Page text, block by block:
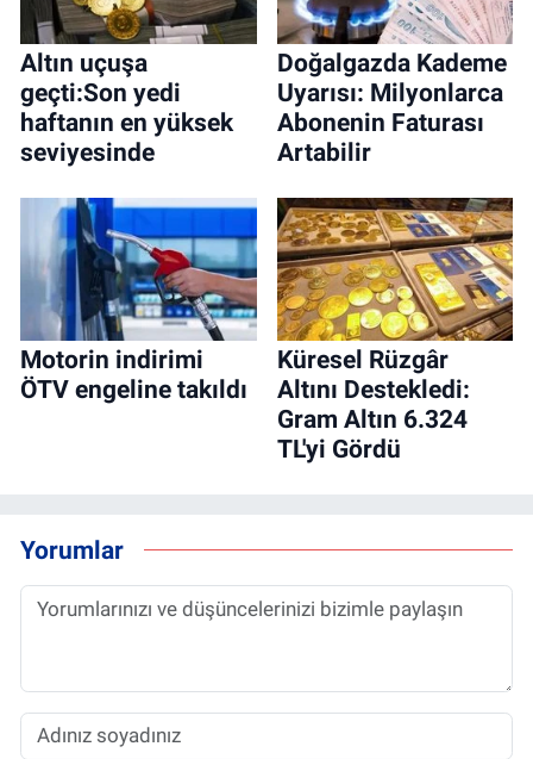
Altın uçuşa
geçti:Son yedi
haftanın en yüksek
seviyesinde
Doğalgazda Kademe
Uyarısı: Milyonlarca
Abonenin Faturası
Artabilir
Motorin indirimi
ÖTV engeline takıldı
Küresel Rüzgâr
Altını Destekledi:
Gram Altın 6.324
TL'yi Gördü
Yorumlar